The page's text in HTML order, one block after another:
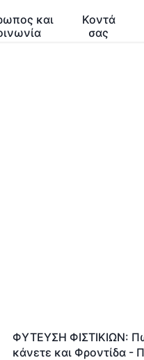
και
Κοντά
σας
ΦΥΤΕΥΣΗ ΦΙΣΤΙΚΙΩΝ:
κάνετε και Φροντίδα -